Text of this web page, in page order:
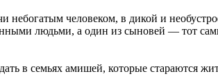
небогатым человеком, в дикой и
людьми, а один из сыновей — тот
в семьях амишей, которые стараются